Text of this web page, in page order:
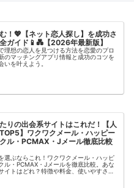
！💖【ネット恋人探し】を成功さ
ガイド📱💑【2026年最新版】
理想の恋人を見つける方法を恋愛のプロ
のマッチングアプリ情報と成功のコツを
いを叶えよう。
りの出会系サイトはこれだ！【人
】ワクワクメール・ハッピー
ル・PCMAX・Jメール徹底比較
選ぶならこれ！ワクワクメール・ハッピ
ル・PCMAX・Jメールを徹底比較。あな
イトはどれ？特徴や料金、使いやすさを